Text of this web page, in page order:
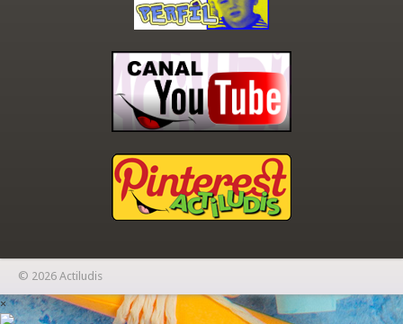
© 2026 Actiludis
×